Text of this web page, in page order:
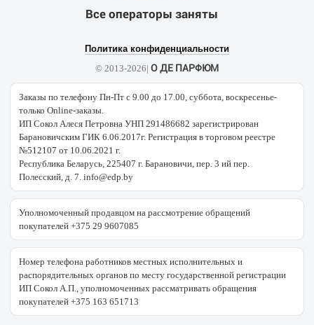
Все операторы заняты
Политика конфиденциальности
© 2013-2026| О ДЕ ПАРФЮМ
Заказы по телефону Пн-Пт с 9.00 до 17.00, суббота, воскресенье-
только Online-заказы.
ИП Сокол Алеся Петровна УНП 291486682 зарегистрирован
Барановичским ГИК 6.06.2017г. Регистрация в торговом реестре
№512107 от 10.06.2021 г.
Республика Беларусь, 225407 г. Барановичи, пер. 3 ий пер.
Полесский, д. 7. info@edp.by
Уполномоченный продавцом на рассмотрение обращений
покупателей +375 29 9607085
Номер телефона работников местных исполнительных и
распорядительных органов по месту государственной регистрации
ИП Сокол А.П., уполномоченных рассматривать обращения
покупателей +375 163 651713